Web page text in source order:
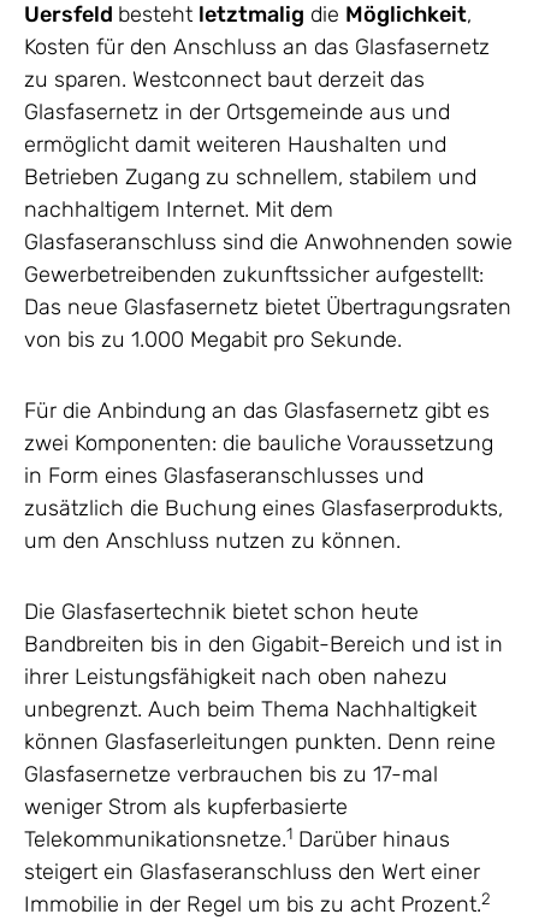
Uersfeld besteht letztmalig die Möglichkeit,
Kosten für den Anschluss an das Glasfasernetz
zu sparen. Westconnect baut derzeit das
Glasfasernetz in der Ortsgemeinde aus und
ermöglicht damit weiteren Haushalten und
Betrieben Zugang zu schnellem, stabilem und
nachhaltigem Internet. Mit dem
Glasfaseranschluss sind die Anwohnenden sowie
Gewerbetreibenden zukunftssicher aufgestellt:
Das neue Glasfasernetz bietet Übertragungsraten
von bis zu 1.000 Megabit pro Sekunde.
Für die Anbindung an das Glasfasernetz gibt es
zwei Komponenten: die bauliche Voraussetzung
in Form eines Glasfaseranschlusses und
zusätzlich die Buchung eines Glasfaserprodukts,
um den Anschluss nutzen zu können.
Die Glasfasertechnik bietet schon heute
Bandbreiten bis in den Gigabit-Bereich und ist in
ihrer Leistungsfähigkeit nach oben nahezu
unbegrenzt. Auch beim Thema Nachhaltigkeit
können Glasfaserleitungen punkten. Denn reine
Glasfasernetze verbrauchen bis zu 17-mal
weniger Strom als kupferbasierte
Telekommunikationsnetze.1 Darüber hinaus
steigert ein Glasfaseranschluss den Wert einer
Immobilie in der Regel um bis zu acht Prozent.2